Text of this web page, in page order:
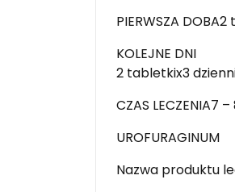
PIERWSZA
KOLEJNE DNI
2 tabletkix3
CZAS LECZENIA7
UROFURAGINUM
Nazwa produktu